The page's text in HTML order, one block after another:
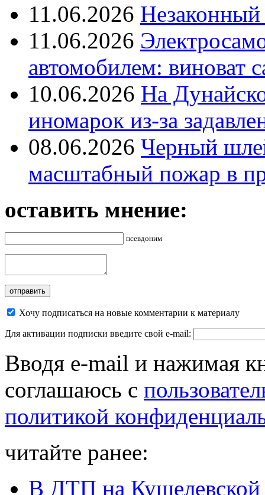
11.06.2026
11.06.2026
автомобилем: виноват
10.06.2026 На
иномарок из-за
08.06.2026 Черный
масштабный пожар в
оставить мнение:
псевдоним
Хочу подписаться на новые комментарии к материалу
Для активации подписки введите свой e-mail:
Вводя e-mail и нажимая
соглашаюсь с
политикой
читайте ранее:
В ДТП на Кушелевской